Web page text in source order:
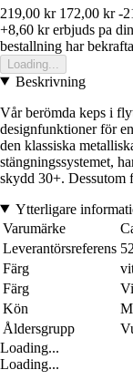
219,00 kr 172,00 kr -
+8,60 krerbjuds pa
bestallning har
Loading...
Beskrivning
Vår berömda keps i
designfunktioner för
den klassiska
stängningssystemet,
skydd 30+. Dessutom
Ytterligare
Varumärke
Leverantörsreferens
Färg
Färg
Kön
Åldersgrupp
Loading...
Loading...